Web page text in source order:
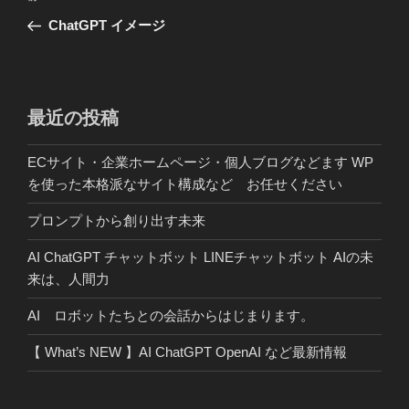
ナ
ー
シ
ョ
ン
の
ChatGPT イメージ
最近の投稿
ECサイト・企業ホームページ・個人ブログなどます WP
を使った本格派なサイト構成など お任せください
プロンプトから創り出す未来
AI ChatGPT チャットボット LINEチャットボット AIの未
来は、人間力
AI ロボットたちとの会話からはじまります。
【 What’s NEW 】AI ChatGPT OpenAI など最新情報